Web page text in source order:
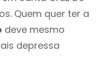
Quem quer ter a
deve mesmo
depressa